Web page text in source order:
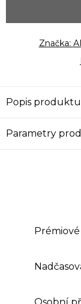
Značka:
Popis produktu
Parametry